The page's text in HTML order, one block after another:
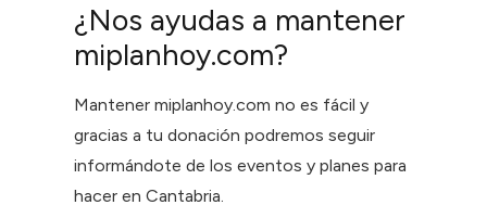
¿Nos ayudas a mantener
miplanhoy.com?
Mantener miplanhoy.com no es fácil y
gracias a tu donación podremos seguir
informándote de los eventos y planes para
hacer en Cantabria.